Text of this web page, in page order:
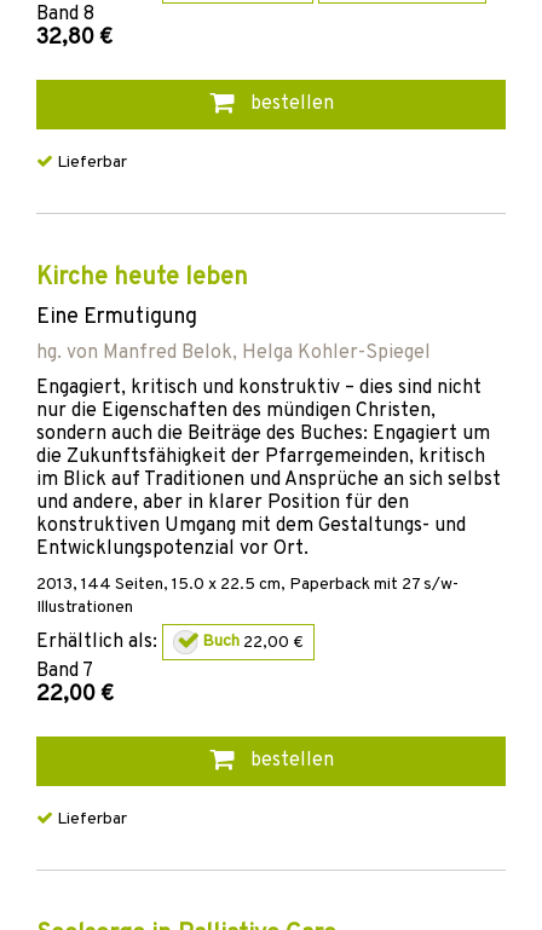
Band 8
32,80 €
bestellen
Lieferbar
Kirche heute leben
Eine Ermutigung
hg. von Manfred Belok, Helga Kohler-Spiegel
Engagiert, kritisch und konstruktiv – dies sind nicht
nur die Eigenschaften des mündigen Christen,
sondern auch die Beiträge des Buches: Engagiert um
die Zukunftsfähigkeit der Pfarrgemeinden, kritisch
im Blick auf Traditionen und Ansprüche an sich selbst
und andere, aber in klarer Position für den
konstruktiven Umgang mit dem Gestaltungs- und
Entwicklungspotenzial vor Ort.
2013, 144 Seiten, 15.0 x 22.5 cm, Paperbackmit 27 s/w-
Illustrationen
Erhältlich als: Buch 22,00 €
Band 7
22,00 €
bestellen
Lieferbar